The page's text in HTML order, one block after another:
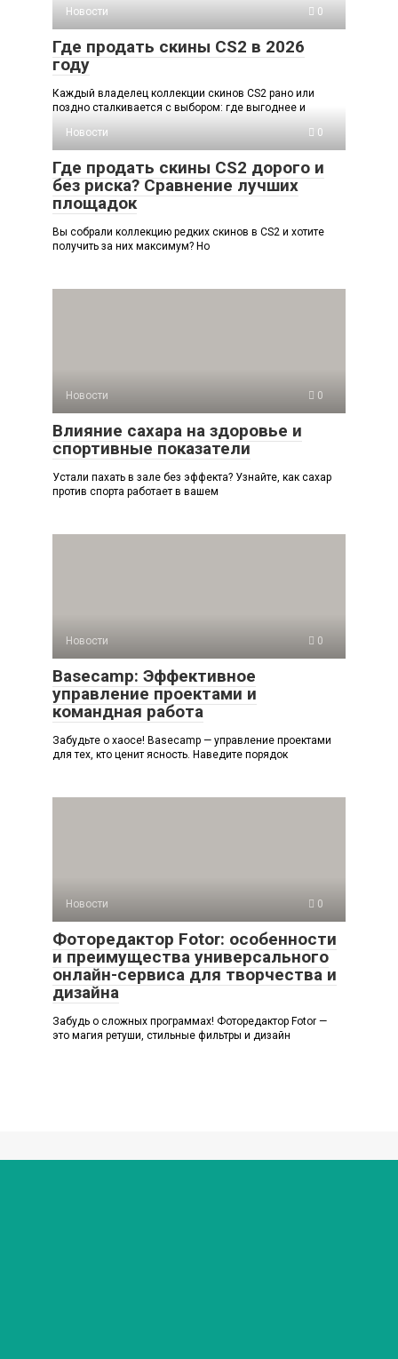
Новости
0
Где продать скины CS2 в 2026
году
Каждый владелец коллекции скинов CS2 рано или
поздно сталкивается с выбором: где выгоднее и
Новости
0
Где продать скины CS2 дорого и
без риска? Сравнение лучших
площадок
Вы собрали коллекцию редких скинов в CS2 и хотите
получить за них максимум? Но
Новости 0
Влияние сахара на здоровье и
спортивные показатели
Устали пахать в зале без эффекта? Узнайте, как сахар
против спорта работает в вашем
Новости 0
Basecamp: Эффективное
управление проектами и
командная работа
Забудьте о хаосе! Basecamp — управление проектами
для тех, кто ценит ясность. Наведите порядок
Новости 0
Фоторедактор Fotor: особенности
и преимущества универсального
онлайн-сервиса для творчества и
дизайна
Забудь о сложных программах! Фоторедактор Fotor —
это магия ретуши, стильные фильтры и дизайн